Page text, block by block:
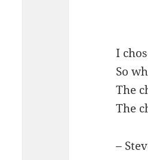
I
So
The
The
–